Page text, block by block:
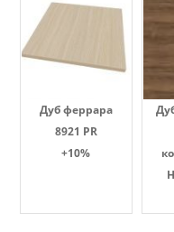
Дуб феррара
8921 PR
+10%